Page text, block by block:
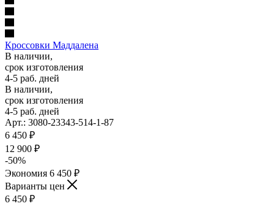
Кроссовки Маддалена
В наличии,
срок изготовления
4-5 раб. дней
В наличии,
срок изготовления
4-5 раб. дней
Арт.: 3080-23343-514-1-87
6 450 ₽
12 900 ₽
-50%
Экономия 6 450 ₽
Варианты цен
6 450 ₽